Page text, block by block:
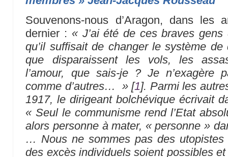
Souvenons-nous d’Aragon, dans les
dernier : « J’ai été de ces braves
qu’il suffisait de changer le système
que disparaissent les vols, les
l’amour, que sais-je ? Je n’exagère
comme d’autres…
»[1]. Parmi les
1917, le dirigeant bolchévique écrivait
« Seul le communisme rend l’Etat
alors personne à mater, « personne »
… Nous ne sommes pas des
des excès individuels soient possibles